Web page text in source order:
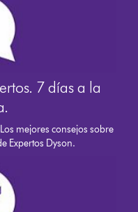
7 días a la
mejores consejos sobre
Expertos Dyson.